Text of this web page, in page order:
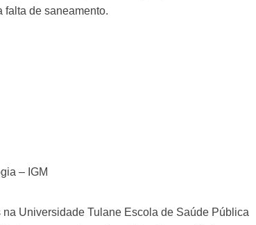
falta de saneamento.
– IGM
Universidade Tulane Escola de Saúde Pública